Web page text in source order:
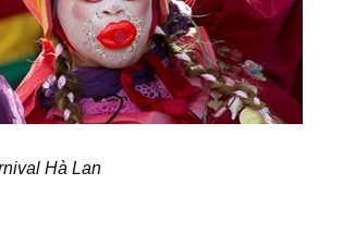
Hà Lan